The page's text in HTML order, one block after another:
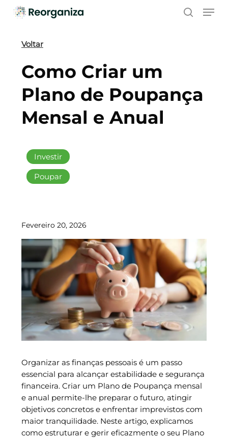
Skip
contentVoltar
Investir
Poupar
Como Criar um
Plano de Poupança
Mensal e Anual
Fevereiro 20, 2026
Organizar as finanças pessoais é um passo
essencial para alcançar estabilidade e segurança
financeira. Criar um Plano de Poupança mensal
e anual permite-lhe preparar o futuro, atingir
objetivos concretos e enfrentar imprevistos com
maior tranquilidade. Neste artigo, explicamos
como estruturar e gerir eficazmente o seu Plano